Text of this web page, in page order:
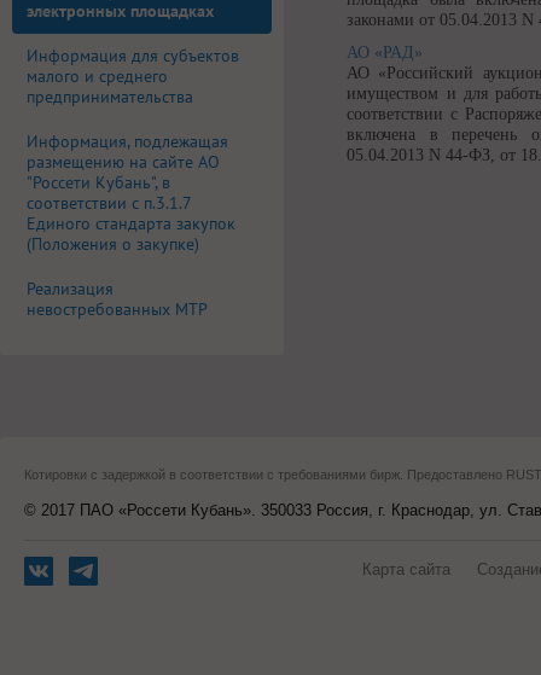
законами от 05.04.2013
АО «РАД»
АО «Российский
имуществом и для
соответствии с
включена в перечень
05.04.2013 N 44-ФЗ, от
электронных площадках
Информация для субъектов
малого и среднего
предпринимательства
Информация, подлежащая
размещению на сайте АО
"Россети Кубань", в
соответствии с п.3.1.7
Единого стандарта закупок
(Положения о закупке)
Реализация
невостребованных МТР
Котировки с задержкой в соответствии с требованиями бирж. Предоставлено
© 2017 ПАО «Россети Кубань». 350033 Россия, г. Краснодар, ул.
Карта сайта